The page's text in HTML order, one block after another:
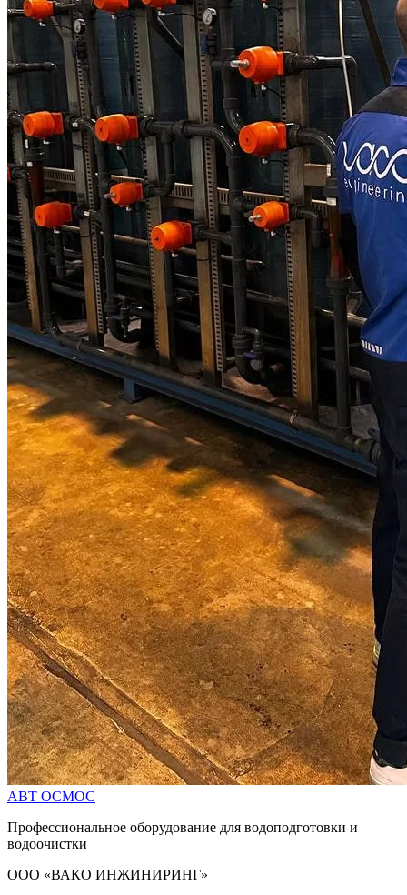
АВТ ОСМОС
Профессиональное оборудование для водоподготовки и
водоочистки
ООО «ВАКО ИНЖИНИРИНГ»